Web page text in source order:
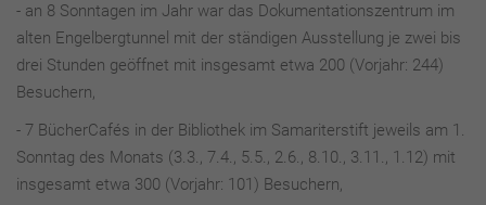
- an 8 Sonntagen im Jahr war das Dokumentationszentrum im
alten Engelbergtunnel mit der ständigen Ausstellung je zwei bis
drei Stunden geöffnet mit insgesamt etwa 200 (Vorjahr: 244)
Besuchern,
- 7 BücherCafés in der Bibliothek im Samariterstift jeweils am 1.
Sonntag des Monats (3.3., 7.4., 5.5., 2.6., 8.10., 3.11., 1.12) mit
insgesamt etwa 300 (Vorjahr: 101) Besuchern,